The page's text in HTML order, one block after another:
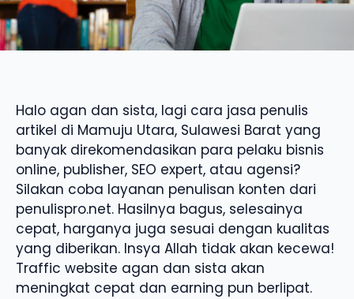
Halo agan dan sista, lagi cara jasa penulis
artikel di Mamuju Utara, Sulawesi Barat yang
banyak direkomendasikan para pelaku bisnis
online, publisher, SEO expert, atau agensi?
Silakan coba layanan penulisan konten dari
penulispro.net. Hasilnya bagus, selesainya
cepat, harganya juga sesuai dengan kualitas
yang diberikan. Insya Allah tidak akan kecewa!
Traffic website agan dan sista akan
meningkat cepat dan earning pun berlipat.